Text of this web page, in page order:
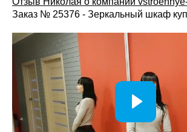
Шкафы из массива дерева для спальни
природную красоту, надежность и
использования. Натуральный
статус интерьера, помогает создать
обеспечивает удобное хранение
Заказ № 25376 - Зеркальный шкаф